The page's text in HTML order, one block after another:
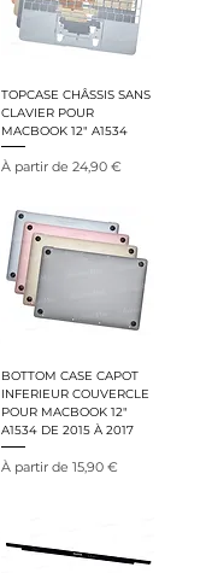
TOPCASE CHÂSSIS SANS
CLAVIER POUR
MACBOOK 12" A1534
À partir de 24,90 €
Prix promotionnel
BOTTOM CASE CAPOT
INFERIEUR COUVERCLE
POUR MACBOOK 12"
A1534 DE 2015 À 2017
À partir de 15,90 €
Prix promotionnel